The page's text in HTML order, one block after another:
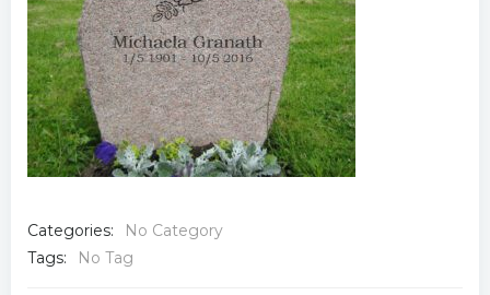
Categories:
No Category
Tags:
No Tag